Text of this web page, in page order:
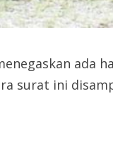
surat ini